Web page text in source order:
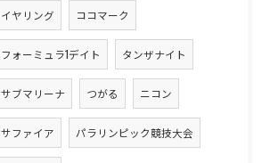
イヤリング ココマーク
フォーミュラ1デイト タンザナイト
サブマリーナ つがる ニコン
サファイア パラリンピック競技大会